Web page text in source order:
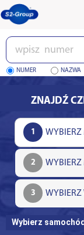
Wpisz
numer
NUMER NAZWA
ZNAJDŹ
1
2
3
Wybierz samochód